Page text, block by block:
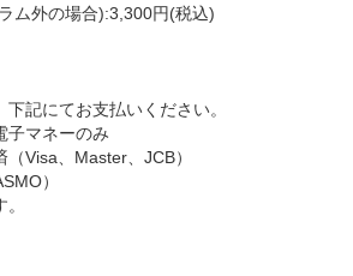
ム外の場合):3,300円(税込)
下記にてお支払いください。
子マネーのみ
（Visa、Master、JCB）
）